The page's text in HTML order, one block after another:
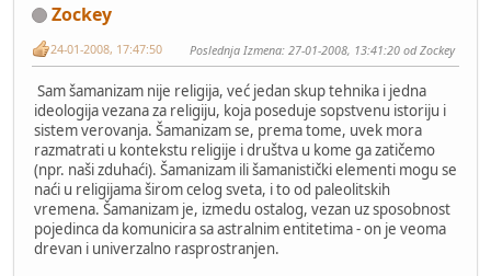
Zockey
24-01-2008, 17:47:50 Poslednja Izmena: 27-01-2008, 13:41:20 od Zockey
Sam šamanizam nije religija, već jedan skup tehnika i jedna
ideologija vezana za religiju, koja poseduje sopstvenu istoriju i
sistem verovanja. Šamanizam se, prema tome, uvek mora
razmatrati u kontekstu religije i društva u kome ga zatičemo
(npr. naši zduhaći). Šamanizam ili šamanistički elementi mogu se
naći u religijama širom celog sveta, i to od paleolitskih
vremena. Šamanizam je, izmedu ostalog, vezan uz sposobnost
pojedinca da komunicira sa astralnim entitetima - on je veoma
drevan i univerzalno rasprostranjen.